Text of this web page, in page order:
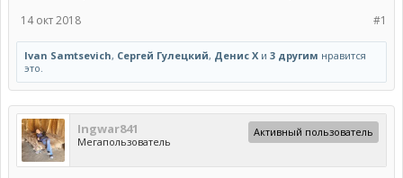
#1
14 окт 2018
Ivan Samtsevich, Сергей Гулецкий, Денис Х и 3 другим нравится
это.
Ingwar841
Мегапользователь
Активный пользователь